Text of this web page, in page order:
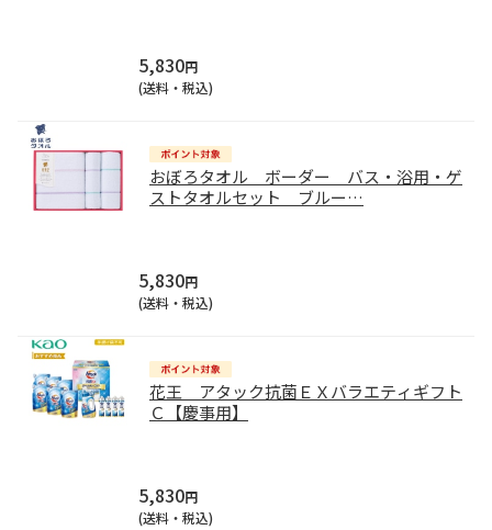
5,830円
(送料・税込)
おぼろタオル ボーダー バス・浴用・ゲ
ストタオルセット ブルー…
5,830円
(送料・税込)
花王 アタック抗菌ＥＸバラエティギフト
Ｃ【慶事用】
5,830円
(送料・税込)